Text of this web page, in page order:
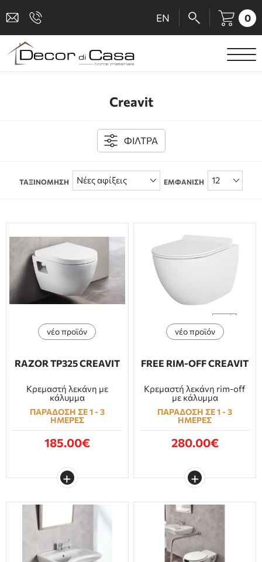
EN 0
ΕΙΔΗ ΥΓΙΕΙΝΗΣ
ΑΞΕΣΟΥΑΡ ΜΠΑΝΙΟΥ
ΚΟΥΖΙΝΑ
ΑΜΕΑ
ΕΠΙΠΛΑ ΜΠΑΝΙΟΥ
ΠΟΡΤΕΣ
ΤΖΑΚΙ
Creavit
ΦΙΛΤΡΑ
ΤΑΞΙΝΟΜΗΣΗ ΕΜΦΑΝΙΣΗ
νέο προϊόν
RAZOR TP325 CREAVIT
Κρεμαστή λεκάνη με
κάλυμμα
ΠΑΡΑΔΟΣΗ ΣΕ 1 - 3
ΗΜΕΡΕΣ
185.00€
νέο προϊόν
FREE RIM-OFF CREAVIT
Κρεμαστή λεκάνη rim-off
με κάλυμμα
ΠΑΡΑΔΟΣΗ ΣΕ 1 - 3
ΗΜΕΡΕΣ
280.00€